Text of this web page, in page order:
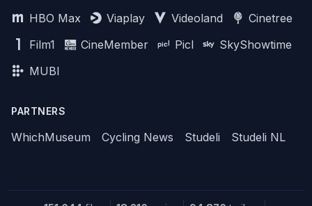
HBO Max
Viaplay Videoland
Cinetree
Film1
CineMember Picl
SkyShowtime
MUBI
PARTNERS
WhichMuseum Cycling News Studeli Studeli NL